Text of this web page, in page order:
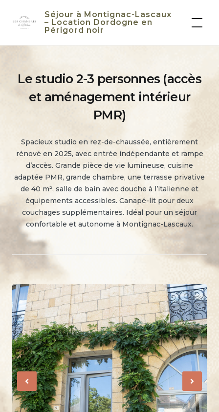
Séjour à Montignac-Lascaux
– Location Dordogne en
Périgord noir
Le studio 2-3 personnes (accès
et aménagement intérieur
PMR)
Spacieux studio en rez-de-chaussée, entièrement
rénové en 2025, avec entrée indépendante et rampe
d’accès. Grande pièce de vie lumineuse, cuisine
adaptée PMR, grande chambre, une terrasse privative
de 40 m², salle de bain avec douche à l’italienne et
équipements accessibles. Canapé-lit pour deux
couchages supplémentaires. Idéal pour un séjour
confortable et autonome à Montignac-Lascaux.
Previous